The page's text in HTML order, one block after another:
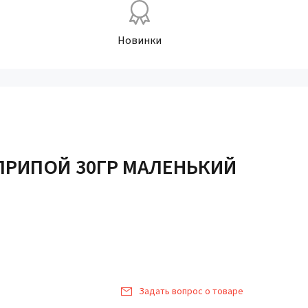
Новинки
30ГР МАЛЕНЬКИЙ
Задать вопрос о товаре